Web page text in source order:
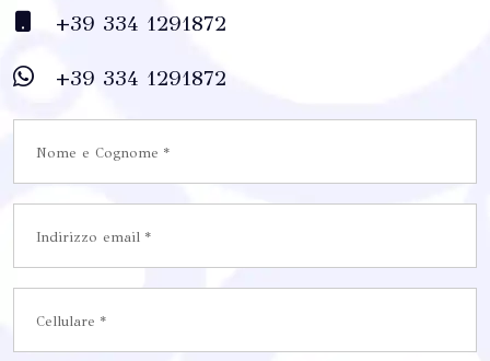
+39 334 1291872
+39 334 1291872